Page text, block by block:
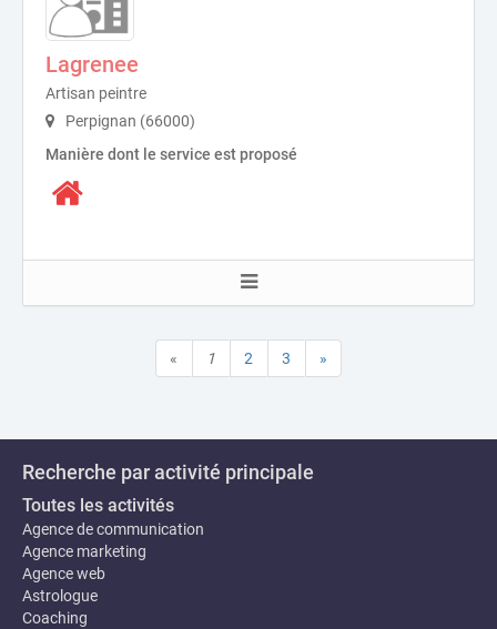
Lagrenee
Artisan peintre
Perpignan (66000)
Manière dont le service est proposé
« 1 2 3 »
Recherche par activité principale
Toutes les activités
Agence de communication
Agence marketing
Agence web
Astrologue
Coaching